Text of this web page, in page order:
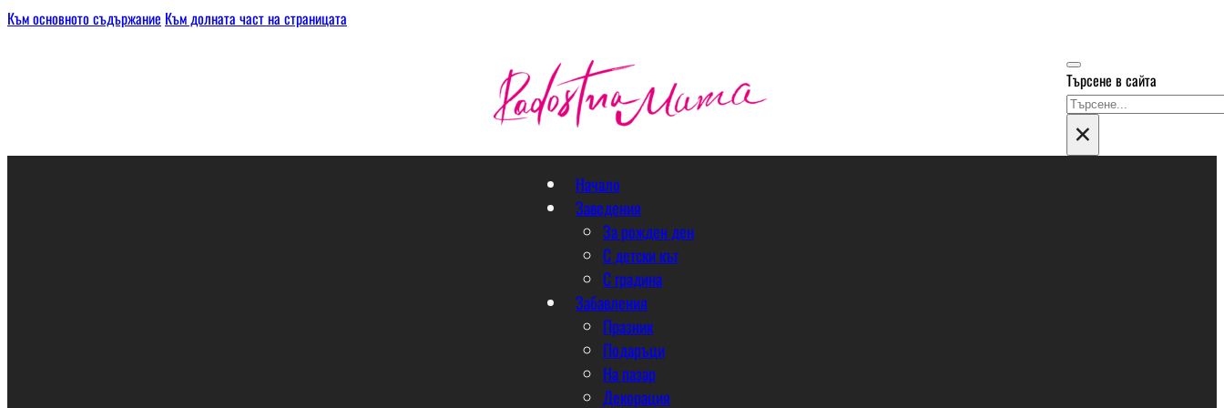
Към основното съдържание Към долната част на страницата
Търсене в сайта
Търсене
×
Начало
Заведения
За рожден ден
С детски кът
С градина
Забавления
Празник
Подаръци
На пазар
Декорация